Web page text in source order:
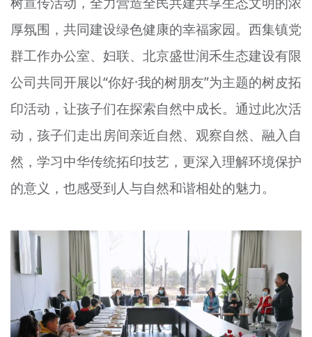
厚氛围，共同建设绿色健康的幸福家园。西集镇党
群工作办公室、妇联、北京盛世润禾生态建设有限
公司共同开展以“你好·我的树朋友”为主题的树皮拓
印活动，让孩子们在探索自然中成长。通过此次活
动，孩子们走出房间亲近自然、观察自然、融入自
然，学习中华传统拓印技艺，更深入理解环境保护
的意义，也感受到人与自然和谐相处的魅力。